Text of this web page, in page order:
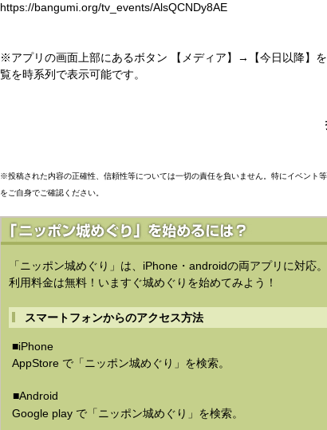
https://bangumi.org/tv_events/AlsQCNDy8AE
※アプリの画面上部にあるボタン 【メディア】→【今日以降】
覧を時系列で表示可能です。
※投稿された内容の正確性、信頼性等については一切の責任を負いません。特にイベント
をご自身でご確認ください。
「ニッポン城めぐり」は、iPhone・androidの両アプリに対応。
利用料金は無料！いますぐ城めぐりを始めてみよう！
スマートフォンからのアクセス方法
■iPhone
AppStore で「ニッポン城めぐり」を検索。
■Android
Google play で「ニッポン城めぐり」を検索。